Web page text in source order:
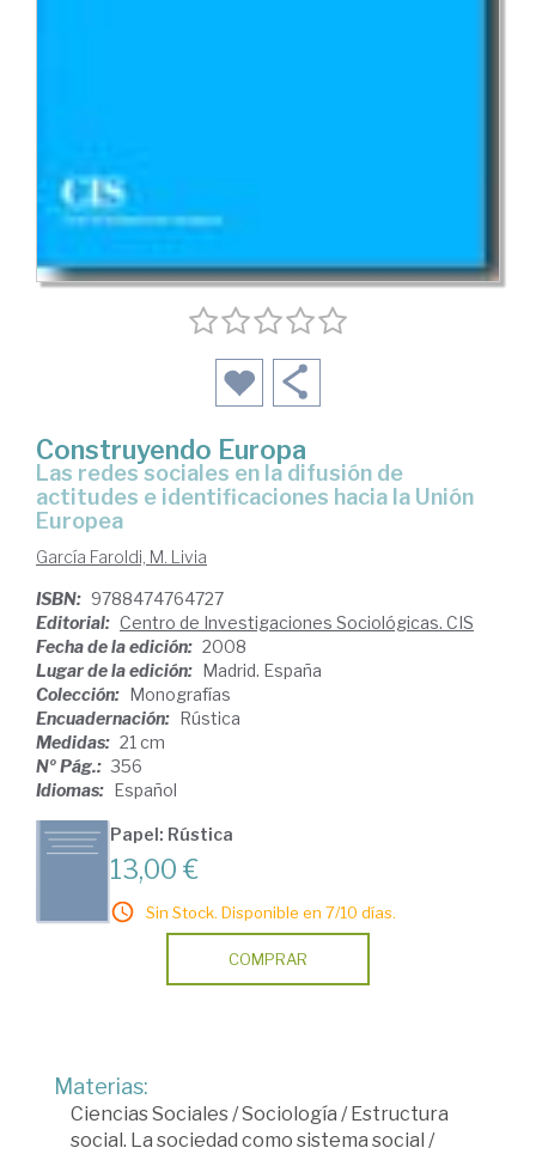
Construyendo Europa
las redes sociales en la difusión de
actitudes e identificaciones hacia la Unión
Europea
García Faroldi, M. Livia
ISBN: 9788474764727
Editorial: Centro de Investigaciones Sociológicas. CIS
Fecha de la edición: 2008
Lugar de la edición: Madrid. España
Colección: Monografías
Encuadernación: Rústica
Medidas: 21 cm
Nº Pág.: 356
Idiomas: Español
Papel: Rústica
13,00 €
Sin Stock. Disponible en 7/10 días.
COMPRAR
Materias:
Ciencias Sociales/Sociología /Estructura
social. La sociedad como sistema social /